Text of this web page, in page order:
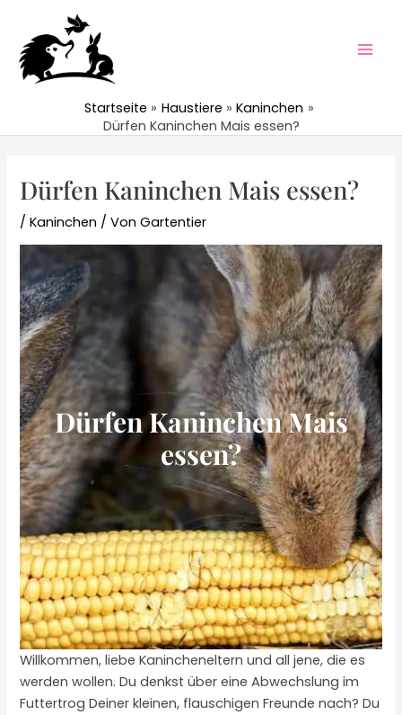
springen
Startseite Haustiere
Kaninchen
Dürfen Kaninchen Mais essen?
Dürfen Kaninchen Mais essen?
/Kaninchen / VonGartentier
Dürfen Kaninchen Mais
essen?
Willkommen, liebe Kanincheneltern und all jene, die es
werden wollen. Du denkst über eine Abwechslung im
Futtertrog Deiner kleinen, flauschigen Freunde nach? Du